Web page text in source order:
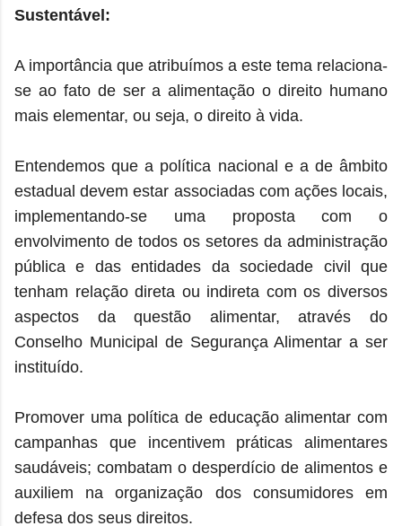
Sustentável:
A importância que atribuímos a este tema relaciona-
se ao fato de ser a alimentação o direito humano
mais elementar, ou seja, o direito à vida.
Entendemos que a política nacional e a de âmbito
estadual devem estar associadas com ações locais,
implementando-se uma proposta com o
envolvimento de todos os setores da administração
pública e das entidades da sociedade civil que
tenham relação direta ou indireta com os diversos
aspectos da questão alimentar, através do
Conselho Municipal de Segurança Alimentar a ser
instituído.
Promover uma política de educação alimentar com
campanhas que incentivem práticas alimentares
saudáveis; combatam o desperdício de alimentos e
auxiliem na organização dos consumidores em
defesa dos seus direitos.